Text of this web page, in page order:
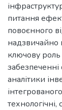
питання
повоєнного
надзвичайно
ключову роль
забезпеченні
аналітики
технологічні,